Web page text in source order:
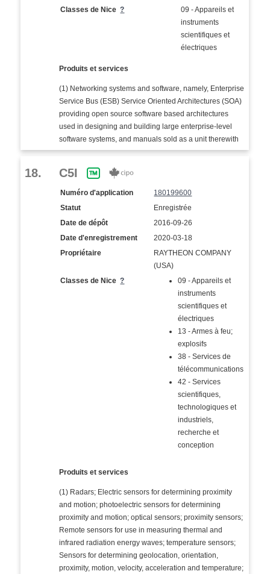
Classes de Nice?
09 - Appareils et
instruments
scientifiques et
électriques
Produits et services
(1) Networking systems and software, namely, Enterprise
Service Bus (ESB) Service Oriented Architectures (SOA)
providing open source software based architectures
used in designing and building large enterprise-level
software systems, and manuals sold as a unit therewith
18. C5I
Numéro d'application
180199600
Statut
Enregistrée
Date de dépôt
2016-09-26
Date d'enregistrement
2020-03-18
Propriétaire
RAYTHEON COMPANY
(USA)
Classes de Nice?
09 - Appareils et
instruments
scientifiques et
électriques
13 - Armes à feu;
explosifs
38 - Services de
télécommunications
42 - Services
scientifiques,
technologiques et
industriels,
recherche et
conception
Produits et services
(1) Radars; Electric sensors for determining proximity
and motion; photoelectric sensors for determining
proximity and motion; optical sensors; proximity sensors;
Remote sensors for use in measuring thermal and
infrared radiation energy waves; temperature sensors;
Sensors for determining geolocation, orientation,
proximity, motion, velocity, acceleration and temperature;